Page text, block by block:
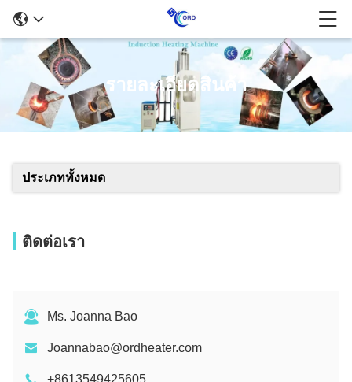
รายละเอียดสินค้า
ประเภททั้งหมด
ติดต่อเรา
Ms. Joanna Bao
Joannabao@ordheater.com
+8613549425605